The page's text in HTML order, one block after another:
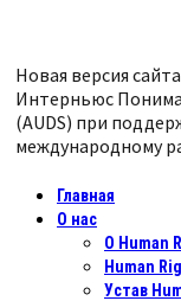
Новая версия
Интерньюс
(AUDS) при
международному
Главная
О нас
О Human
Human
Устав